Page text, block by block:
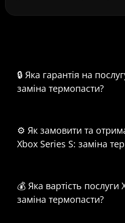
🔒 Яка гарантія на
заміна термопасти?
⚙️ Як замовити та
Xbox Series S: заміна
💰 Яка вартість послуги
заміна термопасти?